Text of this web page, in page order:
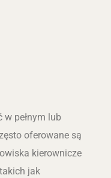
w pełnym lub
oferowane są
kierownicze
jak